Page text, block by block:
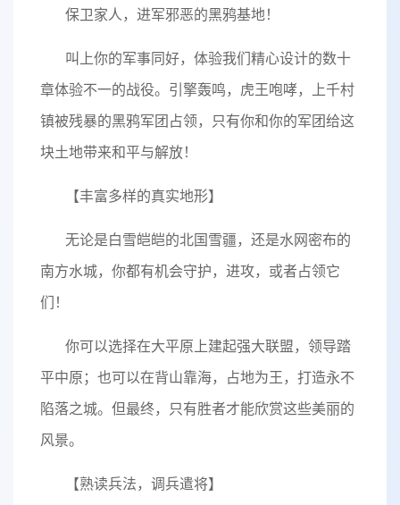
保卫家人，进军邪恶的黑鸦基地！
叫上你的军事同好，体验我们精心设计的数十
章体验不一的战役。引擎轰鸣，虎王咆哮，上千村
镇被残暴的黑鸦军团占领，只有你和你的军团给这
块土地带来和平与解放！
【丰富多样的真实地形】
无论是白雪皑皑的北国雪疆，还是水网密布的
南方水城，你都有机会守护，进攻，或者占领它
们！
你可以选择在大平原上建起强大联盟，领导踏
平中原；也可以在背山靠海，占地为王，打造永不
陷落之城。但最终，只有胜者才能欣赏这些美丽的
风景。
【熟读兵法，调兵遣将】